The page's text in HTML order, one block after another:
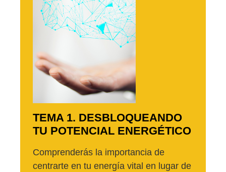
TEMA 1. DESBLOQUEANDO
TU POTENCIAL ENERGÉTICO
Comprenderás la importancia de
centrarte en tu energía vital en lugar de